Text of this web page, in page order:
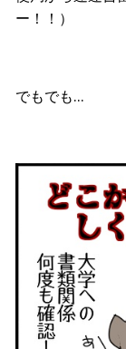
ー！！）
でもでも…